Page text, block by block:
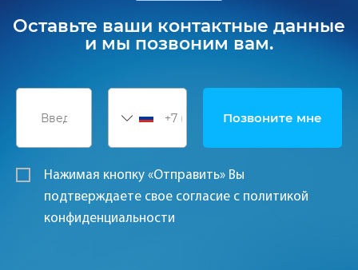
Оставьте ваши контактные данные
и мы позвоним вам.
Нажимая кнопку «Отправить» Вы
подтверждаете свое согласие с политикой
конфиденциальности